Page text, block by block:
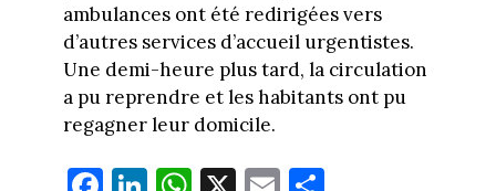
ambulances ont été redirigées vers
d’autres services d’accueil urgentistes.
Une demi-heure plus tard, la circulation
a pu reprendre et les habitants ont pu
regagner leur domicile.